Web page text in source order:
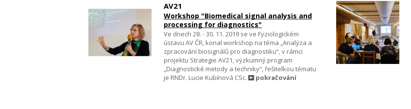
AV21
Workshop "Biomedical signal analysis and
processing for diagnostics"
Ve dnech 28. - 30. 11. 2019 se ve Fyziologickém
ústavu AV ČR, konal workshop na téma „Analýza a
zpracování biosignálů pro diagnostiku“, v rámci
projektu Strategie AV21, výzkumný program
„Diagnostické metody a techniky“, řešitelkou tématu
je RNDr. Lucie Kubínová CSc.
pokračování